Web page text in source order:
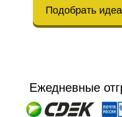
Подобрать
Ежедневные